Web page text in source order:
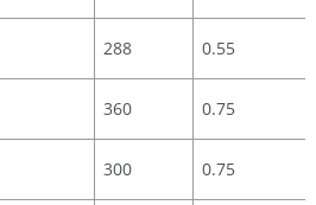
288 0.55
360 0.75
300 0.75